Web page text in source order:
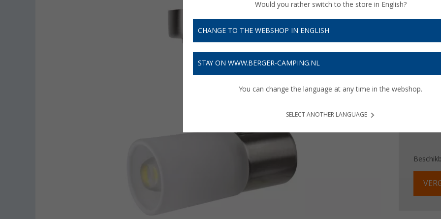
Would you rather switch to the store in English?
CHANGE TO THE WEBSHOP IN ENGLISH
STAY ON WWW.BERGER-CAMPING.NL
You can change the language at any time in the webshop.
SELECT ANOTHER LANGUAGE